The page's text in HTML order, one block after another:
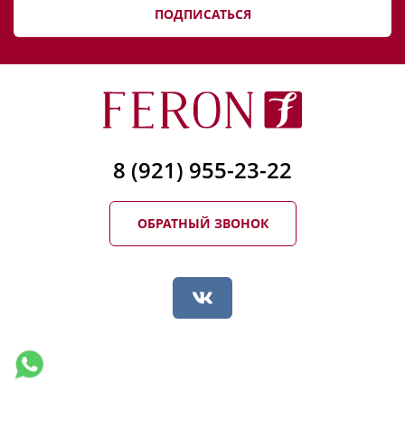
ПОДПИСАТЬСЯ
8 (921) 955-23-22
ОБРАТНЫЙ ЗВОНОК